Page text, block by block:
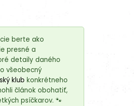
berte ako
presné a
detaily daného
všeobecný
klub konkrétneho
článok obohatiť,
psíčkarov. 🐾